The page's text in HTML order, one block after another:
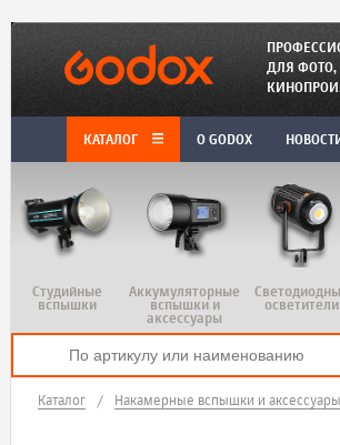
ДЛЯ ФОТО,
КАТАЛОГ O GODOX
Студийные
вспышки
Аккумуляторные
вспышки и
аксессуары
осветители
Каталог / Накамерные вспышки и аксессуары